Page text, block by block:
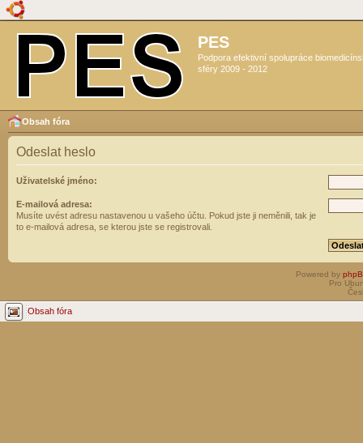
PES
Podpora efektivní spolupráce
sféry 2009 - 2012
Obsah fóra
Odeslat heslo
Uživatelské jméno:
E-mailová adresa:
Musíte uvést adresu nastavenou u vašeho účtu. Pokud jste ji neměnili, tak je
to e-mailová adresa, se kterou jste se registrovali.
Powered by
Pro
Obsah fóra